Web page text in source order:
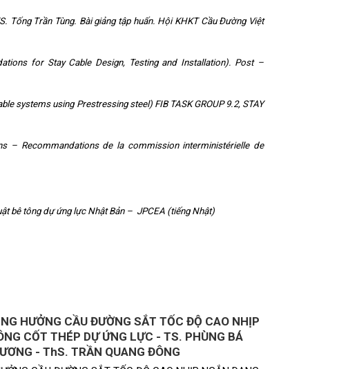
Trần Tùng. Bài giảng tập huấn. Hội KHKT Cầu Đường Việt
for Stay Cable Design, Testing and Installation). Post –
systems using Prestressing steel) FIB TASK GROUP 9.2, STAY
– Recommandations de la commission interministérielle de
bê tông dự ứng lực Nhật Bản – JPCEA (tiếng Nhật)
HƯỞNG CẦU ĐƯỜNG SẮT TỐC ĐỘ CAO NHỊP
CỐT THÉP DỰ ỨNG LỰC - TS. PHÙNG BÁ
- ThS. TRẦN QUANG ĐÔNG